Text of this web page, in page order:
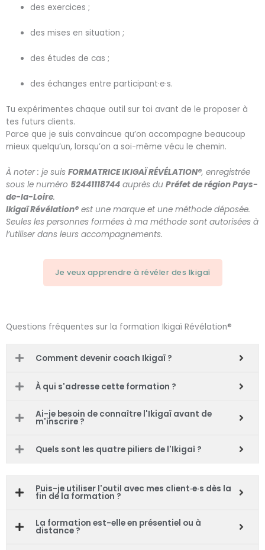
des exercices ;
des mises en situation ;
des études de cas ;
des échanges entre participant·e·s.
Tu expérimentes chaque outil sur toi avant de le proposer à
tes futurs clients.
Parce que je suis convaincue qu’on accompagne beaucoup
mieux quelqu’un, lorsqu’on a soi-même vécu le chemin.
À noter : je suis FORMATRICE IKIGAÏ RÉVÉLATION®, enregistrée
sous le numéro 52441118744 auprès du Préfet de région Pays-
de-la-Loire.
Ikigaï Révélation® est une marque et une méthode déposée.
Seules les personnes formées à ma méthode sont autorisées à
l’utiliser dans leurs accompagnements.
Je veux apprendre à révéler des Ikigaï
Questions fréquentes sur la formation Ikigaï Révélation®
Comment devenir coach Ikigaï ?
À qui s'adresse cette formation ?
Ai-je besoin de connaître l'Ikigaï avant de
m'inscrire ?
Quels sont les quatre piliers de l'Ikigaï ?
Puis-je utiliser l'outil avec mes client·e·s dès la
fin de la formation ?
La formation est-elle en présentiel ou à
distance ?